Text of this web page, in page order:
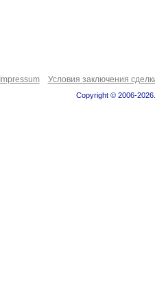
Impressum Условия заключения
Copyright © 2006-